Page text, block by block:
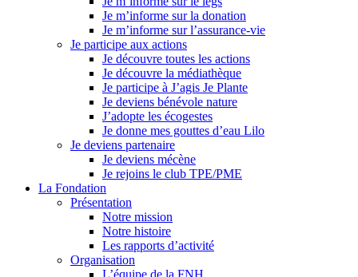
Je m’informe sur la donation
Je m’informe sur l’assurance-vie
Je participe aux actions
Je découvre toutes les actions
Je découvre la médiathèque
Je participe à J’agis Je Plante
Je deviens bénévole nature
J’adopte les écogestes
Je donne mes gouttes d’eau Lilo
Je deviens partenaire
Je deviens mécène
Je rejoins le club TPE/PME
La Fondation
Présentation
Notre mission
Notre histoire
Les rapports d’activité
Organisation
L’équipe de la FNH